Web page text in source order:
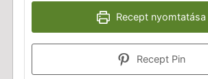
Recept nyomtatása
Recept Pin